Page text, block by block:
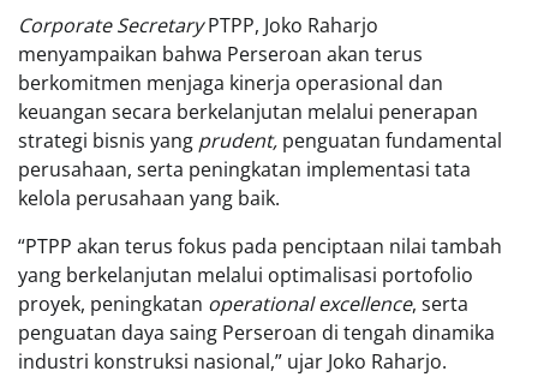
Corporate SecretaryPTPP, Joko Raharjo
menyampaikan bahwa Perseroan akan terus
berkomitmen menjaga kinerja operasional dan
keuangan secara berkelanjutan melalui penerapan
strategi bisnis yang prudent, penguatan fundamental
perusahaan, serta peningkatan implementasi tata
kelola perusahaan yang baik.
“PTPP akan terus fokus pada penciptaan nilai tambah
yang berkelanjutan melalui optimalisasi portofolio
proyek, peningkatan operational excellence, serta
penguatan daya saing Perseroan di tengah dinamika
industri konstruksi nasional,” ujar Joko Raharjo.